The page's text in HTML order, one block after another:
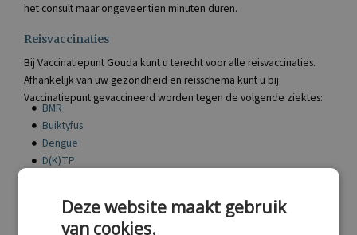
het consult maar ongeveer tien minuten duren.
Reisvaccinaties
Bij Vaccinatiepunt Gouda kunt u terecht voor alle reisvaccinaties.
Afhankelijk van uw gezondheid en reisschema kunt u bij
Vaccinatiepunt gevaccineerd worden tegen de volgende ziektes:
BMR
Buiktyfus
Dengue
D(K)TP
Hepatitis A
Deze website maakt gebruik
van cookies.